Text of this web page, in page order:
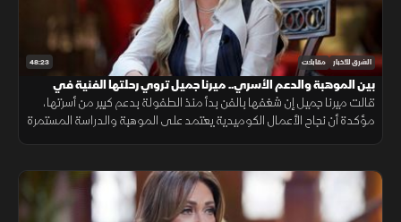
48:23 الشرق للأخبار مقابلات
بين الموهبة والدعم الأسري.. ميرنا جميل تروي رحلتها الفنية في
ضيفي
قالت ميرنا جميل إن شغفها بالفن بدأ منذ الطفولة بدعم كبير من أسرتها،
مؤكدة أن نجاح الأعمال الكوميدية يعتمد على الموهبة والدراسة المستمرة